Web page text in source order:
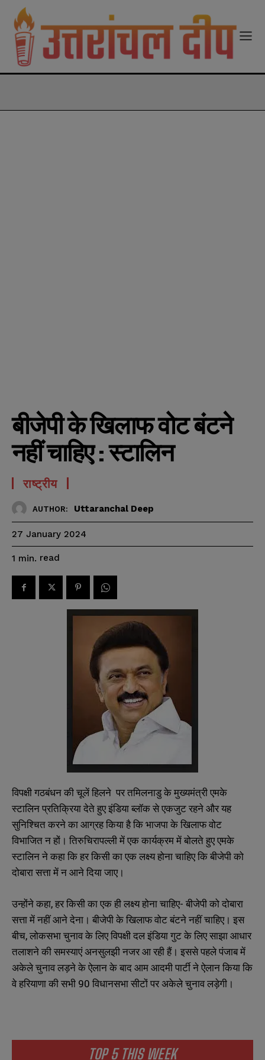
TOP 5 THIS WEEK
बीजेपी के खिलाफ वोट बंटने
नहीं चाहिए : स्टालिन
राष्ट्रीय
AUTHOR: Uttaranchal Deep
27 January 2024
1 min. read
विपक्षी गठबंधनकी चूलें हिलने पर तमिलनाडु के मुख्यमंत्री एमके
स्टालिन प्रतिक्रिया देते हुए इंडिया ब्लॉक से एकजुट रहने और यह
सुनिश्चित करने का आग्रह किया है कि भाजपा के खिलाफ वोट
विभाजित न हों। तिरुचिरापल्ली में एक कार्यक्रम में बोलते हुए एमके
स्टालिन ने कहा कि हर किसी का एक लक्ष्य होना चाहिए कि बीजेपी को
दोबारा सत्ता में न आने दिया जाए।
उन्होंने कहा, हर किसी का एक ही लक्ष्य होना चाहिए- बीजेपी को दोबारा
सत्ता में नहीं आने देना। बीजेपी के खिलाफ वोट बंटने नहीं चाहिए। इस
बीच, लोकसभा चुनाव के लिए विपक्षी दल इंडिया गुट के लिए साझा आधार
तलाशने की समस्याएं अनसुलझी नजर आ रही हैं। इससे पहले पंजाब में
अकेले चुनाव लड़ने के ऐलान के बाद आम आदमी पार्टी ने ऐलान किया कि
वे हरियाणा की सभी 90 विधानसभा सीटों पर अकेले चुनाव लड़ेगी।